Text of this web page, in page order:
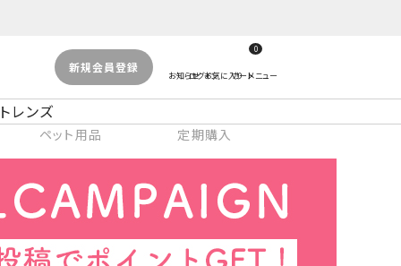
新規会員登録
0
レンズ
ペット用品 定期購入